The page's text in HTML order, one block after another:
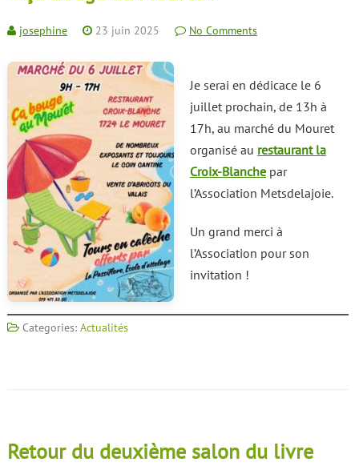
josephine 23 juin 2025 No Comments
Je serai en dédicace le 6
juillet prochain, de 13h à
17h, au marché du Mouret
organisé au restaurant la
Croix-Blanchepar
l’Association Metsdelajoie.
Un grand merci à
l’Association pour son
invitation !
Categories: Actualités
Retour du deuxième salon du livre